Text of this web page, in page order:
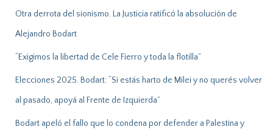
Otra derrota del sionismo. La Justicia ratificó la absolución de
Alejandro Bodart
“Exigimos la libertad de Cele Fierro y toda la flotilla”
Elecciones 2025. Bodart: “Si estás harto de Milei y no querés volver
al pasado, apoyá al Frente de Izquierda”
Bodart apeló el fallo que lo condena por defender a Palestina y